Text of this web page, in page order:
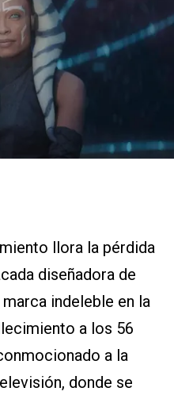
llora la pérdida
diseñadora de
indeleble en la
a los 56
a la
donde se